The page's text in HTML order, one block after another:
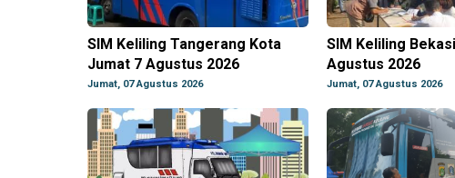
SIM Keliling Tangerang Kota
Jumat 7 Agustus 2026
Jumat, 07 Agustus 2026
SIM Keliling
Agustus 2026
Jumat, 07 Agustus 2026